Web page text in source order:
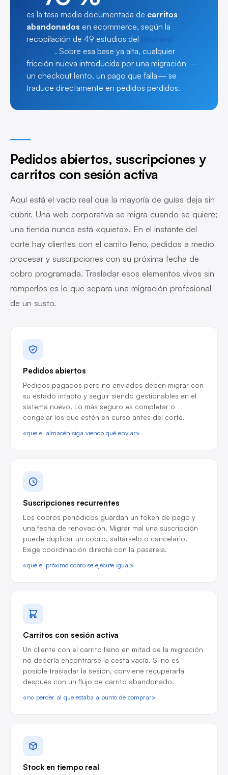
es la tasa media documentada de carritos
abandonados en ecommerce, según la
recopilación de 49 estudios del
Baymard
Institute . Sobre esa base ya alta, cualquier
fricción nueva introducida por una migración —
un checkout lento, un pago que falla— se
traduce directamente en pedidos perdidos.
Pedidos abiertos, suscripciones y
carritos con sesión activa
Aquí está el vacío real que la mayoría de guías deja sin
cubrir. Una web corporativa se migra cuando se quiere;
una tienda nunca está «quieta». En el instante del
corte hay clientes con el carrito lleno, pedidos a medio
procesar y suscripciones con su próxima fecha de
cobro programada. Trasladar esos elementos vivos sin
romperlos es lo que separa una migración profesional
de un susto.
Pedidos abiertos
Pedidos pagados pero no enviados deben migrar con
su estado intacto y seguir siendo gestionables en el
sistema nuevo. Lo más seguro es completar o
congelar los que estén en curso antes del corte.
«que el almacén siga viendo qué enviar»
Suscripciones recurrentes
Los cobros periódicos guardan un token de pago y
una fecha de renovación. Migrar mal una suscripción
puede duplicar un cobro, saltárselo o cancelarlo.
Exige coordinación directa con la pasarela.
«que el próximo cobro se ejecute igual»
Carritos con sesión activa
Un cliente con el carrito lleno en mitad de la migración
no debería encontrarse la cesta vacía. Si no es
posible trasladar la sesión, conviene recuperarla
después con un flujo de carrito abandonado.
«no perder al que estaba a punto de comprar»
Stock en tiempo real